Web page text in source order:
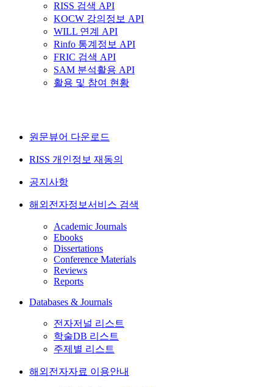
RISS 검색 API
KOCW 강의정보 API
WILL 연계 API
Rinfo 통계정보 API
FRIC 검색 API
SAM 분석활용 API
활용 및 참여 현황
원문뷰어 다운로드
RISS 개인정보 재동의
공지사항
해외전자정보서비스 검색
Academic Journals
Ebooks
Dissertations
Conference Materials
Reviews
Reports
Databases & Journals
전자저널 리스트
학술DB 리스트
주제별 리스트
해외전자자료 이용안내